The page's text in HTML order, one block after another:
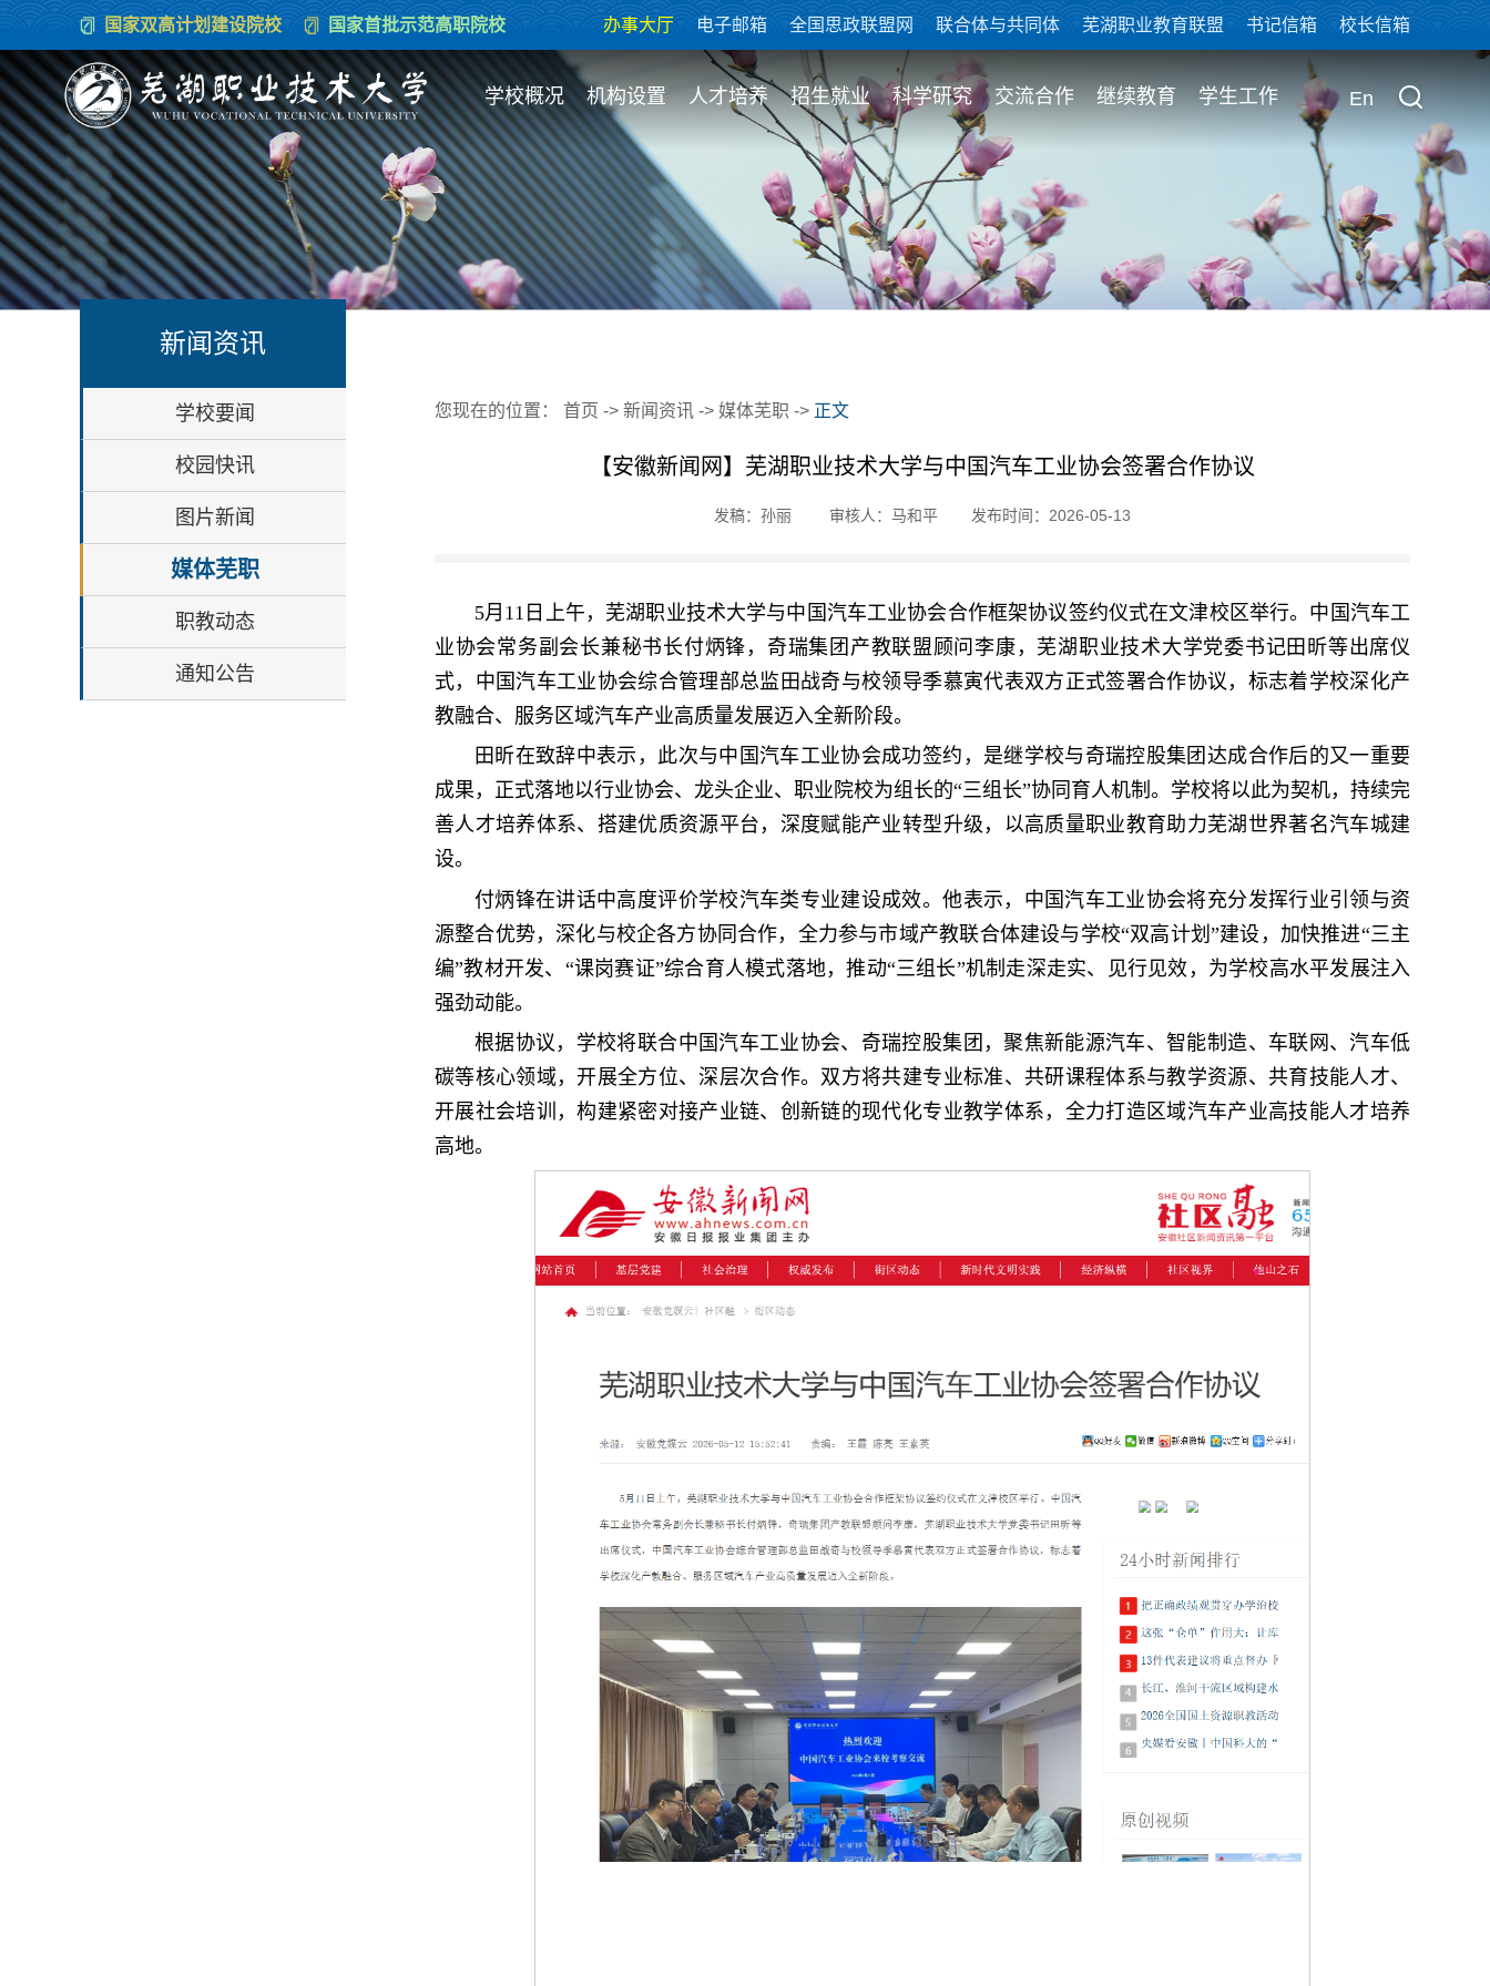
国家双高计划建设院校 国家首批示范高职院校 办事大厅 电子邮箱 全国思政联盟网 联合体与共同体 芜湖职业教育联盟 书记信箱 校长信箱
学校概况 机构设置 人才培养 招生就业 科学研究 交流合作 继续教育 学生工作 En
新闻资讯
学校要闻
校园快讯
图片新闻
媒体芜职
职教动态
通知公告
您现在的位置： 首页 -> 新闻资讯 -> 媒体芜职 -> 正文
【安徽新闻网】芜湖职业技术大学与中国汽车工业协会签署合作协议
发稿：孙丽 审核人：马和平 发布时间：2026-05-13
5月11日上午，芜湖职业技术大学与中国汽车工业协会合作框架协议签约仪式在文津校区举行。中国汽车工
业协会常务副会长兼秘书长付炳锋，奇瑞集团产教联盟顾问李康，芜湖职业技术大学党委书记田昕等出席仪
式，中国汽车工业协会综合管理部总监田战奇与校领导季慕寅代表双方正式签署合作协议，标志着学校深化产
教融合、服务区域汽车产业高质量发展迈入全新阶段。
田昕在致辞中表示，此次与中国汽车工业协会成功签约，是继学校与奇瑞控股集团达成合作后的又一重要
成果，正式落地以行业协会、龙头企业、职业院校为组长的“三组长”协同育人机制。学校将以此为契机，持续完
善人才培养体系、搭建优质资源平台，深度赋能产业转型升级，以高质量职业教育助力芜湖世界著名汽车城建
设。
付炳锋在讲话中高度评价学校汽车类专业建设成效。他表示，中国汽车工业协会将充分发挥行业引领与资
源整合优势，深化与校企各方协同合作，全力参与市域产教联合体建设与学校“双高计划”建设，加快推进“三主
编”教材开发、“课岗赛证”综合育人模式落地，推动“三组长”机制走深走实、见行见效，为学校高水平发展注入
强劲动能。
根据协议，学校将联合中国汽车工业协会、奇瑞控股集团，聚焦新能源汽车、智能制造、车联网、汽车低
碳等核心领域，开展全方位、深层次合作。双方将共建专业标准、共研课程体系与教学资源、共育技能人才、
开展社会培训，构建紧密对接产业链、创新链的现代化专业教学体系，全力打造区域汽车产业高技能人才培养
高地。